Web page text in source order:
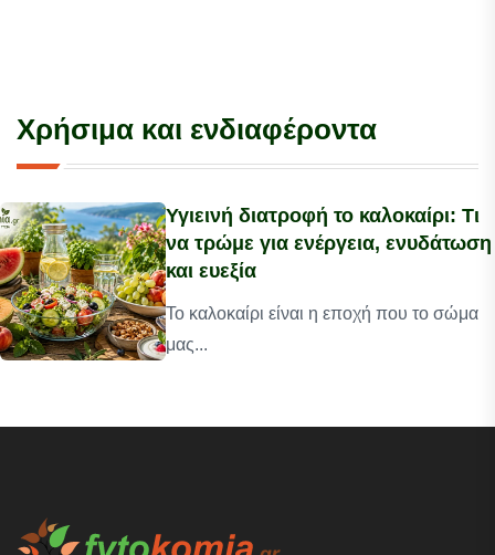
Χρήσιμα και ενδιαφέροντα
Υγιεινή διατροφή το καλοκαίρι: Τι
να τρώμε για ενέργεια, ενυδάτωση
και ευεξία
Το καλοκαίρι είναι η εποχή που το σώμα
μας...